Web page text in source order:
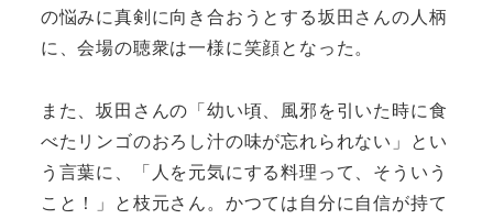
の悩みに真剣に向き合おうとする坂田さんの人柄
に、会場の聴衆は一様に笑顔となった。
また、坂田さんの「幼い頃、風邪を引いた時に食
べたリンゴのおろし汁の味が忘れられない」とい
う言葉に、「人を元気にする料理って、そういう
こと！」と枝元さん。かつては自分に自信が持て